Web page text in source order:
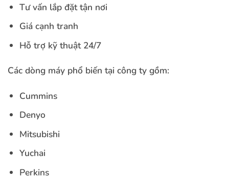
Tư vấn lắp đặt tận nơi
Giá cạnh tranh
Hỗ trợ kỹ thuật 24/7
Các dòng máy phổ biến tại công ty gồm:
Cummins
Denyo
Mitsubishi
Yuchai
Perkins